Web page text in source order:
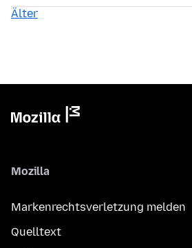
Älter
Mozilla
Markenrechtsverletzung melden
Quelltext